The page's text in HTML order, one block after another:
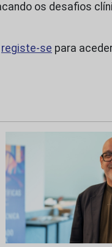
os desafios
registe-se para